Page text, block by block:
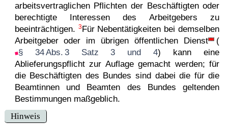
arbeitsvertraglichen Pflichten der Beschäftigten oder
berechtigte Interessen des Arbeitgebers zu
beeinträchtigen. 3Für Nebentätigkeiten bei demselben
Arbeitgeber oder im übrigen öffentlichen Dienst
(
§ 34 Abs. 3 Satz 3 und 4) kann eine
Ablieferungspflicht zur Auflage gemacht werden; für
die Beschäftigten des Bundes sind dabei die für die
Beamtinnen und Beamten des Bundes geltenden
Bestimmungen maßgeblich.
Hinweis